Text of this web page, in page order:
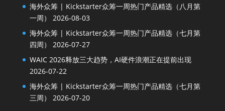
海外众筹 | Kickstarter众筹一周热门产品精选（八月第
一周）
2026-08-03
海外众筹 | Kickstarter众筹一周热门产品精选（七月第
四周）
2026-07-27
WAIC 2026释放三大趋势，AI硬件浪潮正在提前出现
2026-07-22
海外众筹 | Kickstarter众筹一周热门产品精选（七月第
三周）
2026-07-20